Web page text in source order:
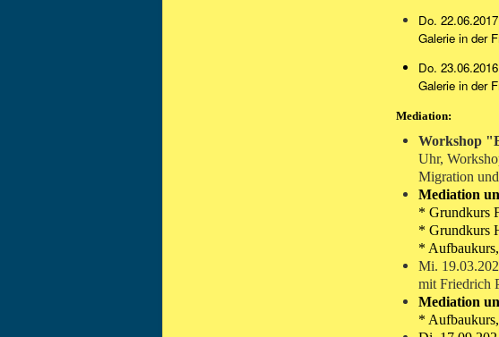
Do.
Galerie in der
Do.
Galerie in der
Mediation:
Workshop
Uhr,
Migration
Mediation
* Grundkurs
* Grundkurs
*
Mi.
mit Friedrich
Mediation
*